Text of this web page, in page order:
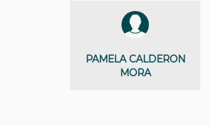
PAMELA CALDERON
MORA